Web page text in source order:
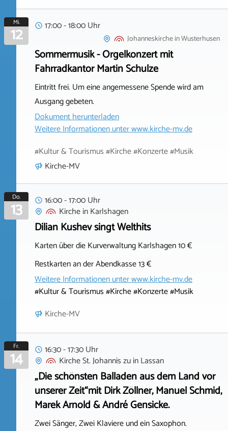
Mi.
12 17:00 - 18:00 Uhr
JohanneskircheinWusterhusen
Sommermusik - Orgelkonzert mit
Fahrradkantor Martin Schulze
Eintritt frei. Um eine angemessene Spende wird am
Ausgang gebeten.
Dokument herunterladen
Weitere Informationen unterwww.kirche-mv.de
#Kultur & Tourismus #Kirche #Konzerte #Musik
Kirche-MV
Do.
13
16:00 - 17:00 Uhr
KircheinKarlshagen
Dilian Kushev singt Welthits
Karten über die Kurverwaltung Karlshagen 10 €
Restkarten an der Abendkasse 13 €
Weitere Informationen unterwww.kirche-mv.de
#Kultur & Tourismus #Kirche #Konzerte #Musik
Kirche-MV
Fr.
14
16:30 - 17:30 Uhr
Kirche St. Johannis zuinLassan
„Die schönsten Balladen aus dem Land vor
unserer Zeit“mit Dirk Zöllner, Manuel Schmid,
Marek Arnold & André Gensicke.
Zwei Sänger, Zwei Klaviere und ein Saxophon.